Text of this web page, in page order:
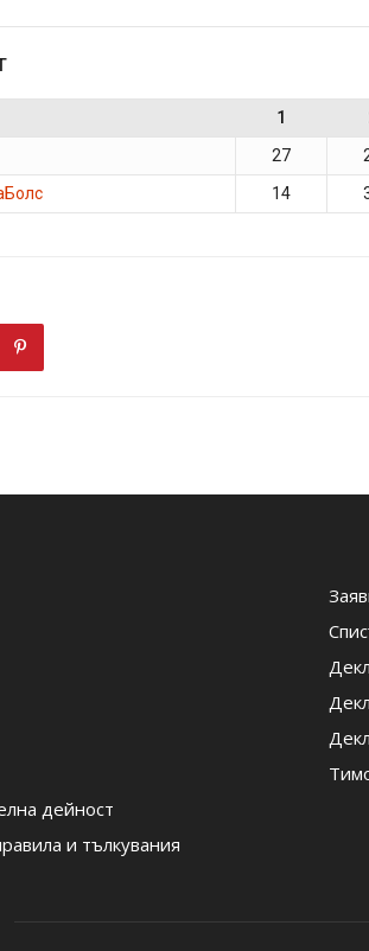
1
27
14
дейност
и тълкувания